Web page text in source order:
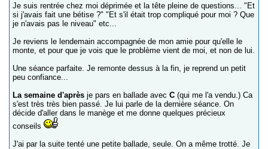
Je suis rentrée chez moi déprimée et la tête pleine de questions... "Et
si j'avais fait une bétise ?" "Et s'il était trop compliqué pour moi ? Que
je n'avais pas le niveau" etc...
Je reviens le lendemain accompagnée de mon amie pour qu'elle le
monte, et pour que je vois que le problème vient de moi, et non de lui.
Une séance parfaite. Je remonte dessus à la fin, je reprend un petit
peu confiance...
La semaine d'après je pars en ballade avec C (qui me l'a vendu.) Ca
s'est très très bien passé. Je lui parle de la dernière séance. On
décide d'aller dans le manège et me donne quelques précieux
conseils
J'ai par la suite tenté une petite ballade, seule. On a même trotté. Je